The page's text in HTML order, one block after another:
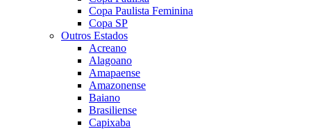
Copa Paulista Feminina
Copa SP
Outros Estados
Acreano
Alagoano
Amapaense
Amazonense
Baiano
Brasiliense
Capixaba